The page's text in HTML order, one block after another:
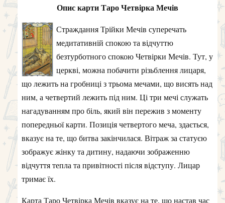
Опис карти Таро Четвірка Мечів
Страждання Трійки Мечів суперечать
медитативній спокою та відчуттю
безтурботного спокою Четвірки Мечів. Тут, у
церкві, можна побачити різьблення лицаря,
що лежить на гробниці з трьома мечами, що висять над
ним, а четвертий лежить під ним. Ці три мечі служать
нагадуванням про біль, який він пережив з моменту
попередньої карти. Позиція четвертого меча, здається,
вказує на те, що битва закінчилася. Вітраж за статуєю
зображує жінку та дитину, надаючи зображенню
відчуття тепла та привітності після відступу. Лицар
тримає їх.
Карта Таро Четвірка Мечів вказує на те, що настав час